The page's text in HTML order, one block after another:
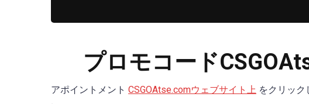
プロモコード
アポイントメント CSGOAtse.comウェブサイト上 をクリッ